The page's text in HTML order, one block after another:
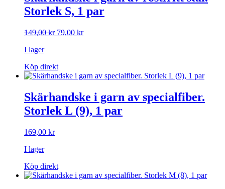
Storlek S, 1 par
149,00kr Det
149,00 kr.
79,00 krDet
I lager
Köp direkt
Skärhandske i garn av specialfiber.
Storlek L (9), 1 par
169,00 kr
I lager
Köp direkt